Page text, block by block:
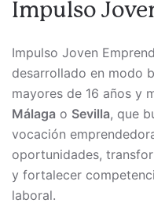
Impulso
Impulso Joven
desarrollado en modo
mayores de 16 años y
Málaga o Sevilla, que
vocación
oportunidades,
y fortalecer
laboral.